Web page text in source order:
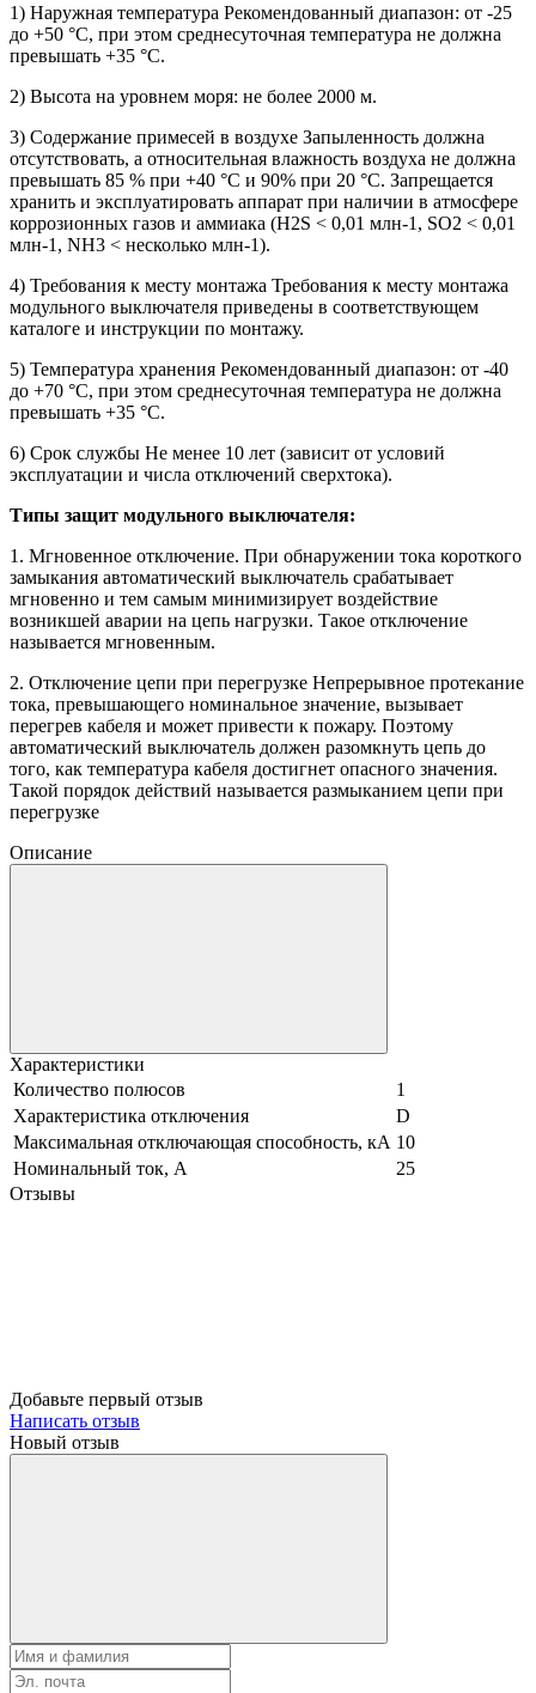
1) Наружная температура Рекомендованный диапазон: от -25
до +50 °C, при этом среднесуточная температура не должна
превышать +35 °C.
2) Высота на уровнем моря: не более 2000 м.
3) Содержание примесей в воздухе Запыленность должна
отсутствовать, а относительная влажность воздуха не должна
превышать 85 % при +40 °C и 90% при 20 °C. Запрещается
хранить и эксплуатировать аппарат при наличии в атмосфере
коррозионных газов и аммиака (H2S < 0,01 млн-1, SO2 < 0,01
млн-1, NH3 < несколько млн-1).
4) Требования к месту монтажа Требования к месту монтажа
модульного выключателя приведены в соответствующем
каталоге и инструкции по монтажу.
5) Температура хранения Рекомендованный диапазон: от -40
до +70 °C, при этом среднесуточная температура не должна
превышать +35 °C.
6) Срок службы Не менее 10 лет (зависит от условий
эксплуатации и числа отключений сверхтока).
Типы защит модульного выключателя:
1. Мгновенное отключение. При обнаружении тока короткого
замыкания автоматический выключатель срабатывает
мгновенно и тем самым минимизирует воздействие
возникшей аварии на цепь нагрузки. Такое отключение
называется мгновенным.
2. Отключение цепи при перегрузке Непрерывное протекание
тока, превышающего номинальное значение, вызывает
перегрев кабеля и может привести к пожару. Поэтому
автоматический выключатель должен разомкнуть цепь до
того, как температура кабеля достигнет опасного значения.
Такой порядок действий называется размыканием цепи при
перегрузке
Описание
Характеристики
Количество полюсов
1
Характеристика отключения
D
Максимальная отключающая способность, кА 10
Номинальный ток, А
25
Отзывы
Добавьте первый отзыв
Написать отзыв
Новый отзыв